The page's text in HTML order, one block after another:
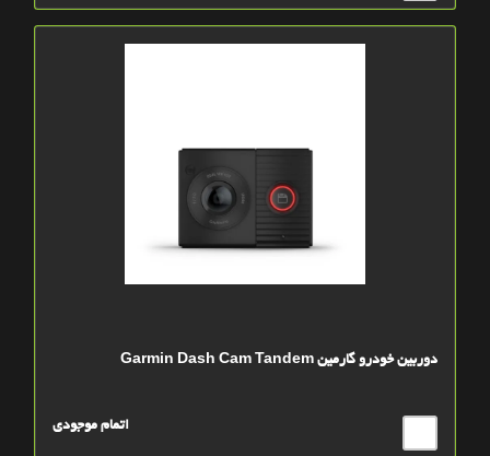
دوربین خودرو گارمین Garmin Dash Cam Tandem
اتمام موجودی